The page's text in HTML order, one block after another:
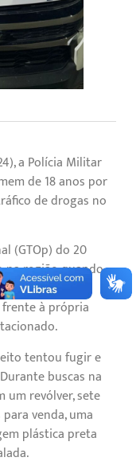
a Polícia Militar
de 18 anos por
de drogas no
(GTOp) do 20º
na região quando
estaria
à própria
tentou fugir e
buscas na
um revólver, sete
venda, uma
plástica preta